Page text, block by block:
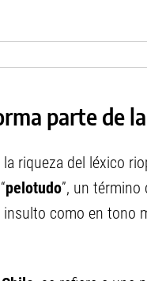
parte de
riqueza del léxico
pelotudo”, un
como en tono